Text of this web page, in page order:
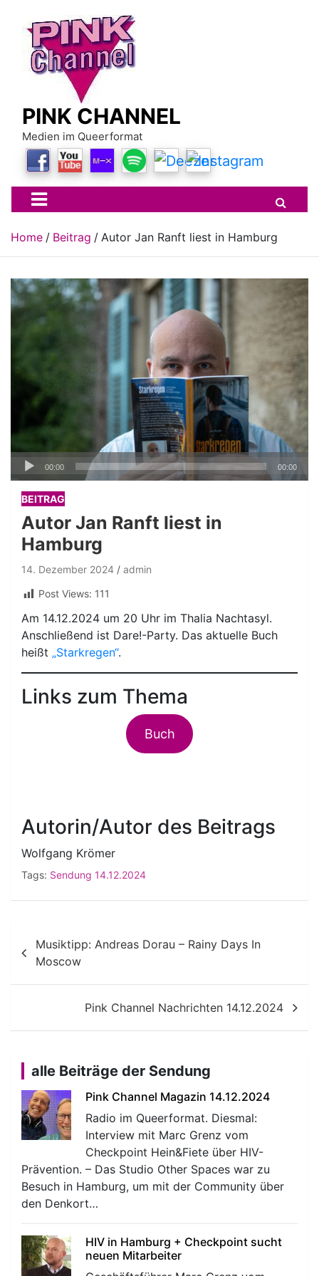
content
PINK CHANNEL
Medien im Queerformat
Home Beitrag Autor Jan Ranft liest in Hamburg
Audio-
Player
00:00 00:00
BEITRAG
Autor Jan Ranft liest in
Hamburg
14. Dezember 2024
admin
Post Views: 111
Am 14.12.2024 um 20 Uhr im Thalia Nachtasyl.
Anschließend ist Dare!-Party. Das aktuelle Buch
heißt „Starkregen“.
Links zum Thema
Buch
Autorin/Autor des Beitrags
Wolfgang Krömer
Tags: Sendung 14.12.2024
Beitragsnavigation
Musiktipp: Andreas Dorau – Rainy Days In
Moscow
Pink Channel Nachrichten 14.12.2024
alle Beiträge der Sendung
Pink Channel Magazin 14.12.2024
Radio im Queerformat. Diesmal:
Interview mit Marc Grenz vom
Checkpoint Hein&Fiete über HIV-
Prävention. – Das Studio Other Spaces war zu
Besuch in Hamburg, um mit der Community über
den Denkort…
HIV in Hamburg + Checkpoint sucht
neuen Mitarbeiter